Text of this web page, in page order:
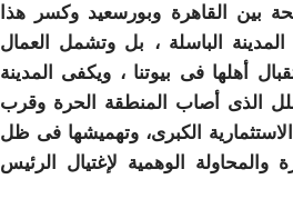
بين القاهرة وبور سعيد وكسر هذا
الباسلة ، بل وتشمل العمال
أهلها فى بيوتنا ، ويكفى المدينة
الذى أصاب المنطقة الحرة وقرب
الكبرى، وتهميشها فى ظل
والمحاولة الوهمية لإغتيال الرئيس